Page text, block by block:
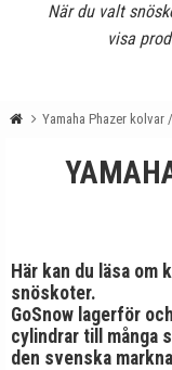
När du valt
visa
Yamaha Phazer kolvar
Här kan du läsa om
snöskoter.
GoSnow lagerför
cylindrar till många
den svenska